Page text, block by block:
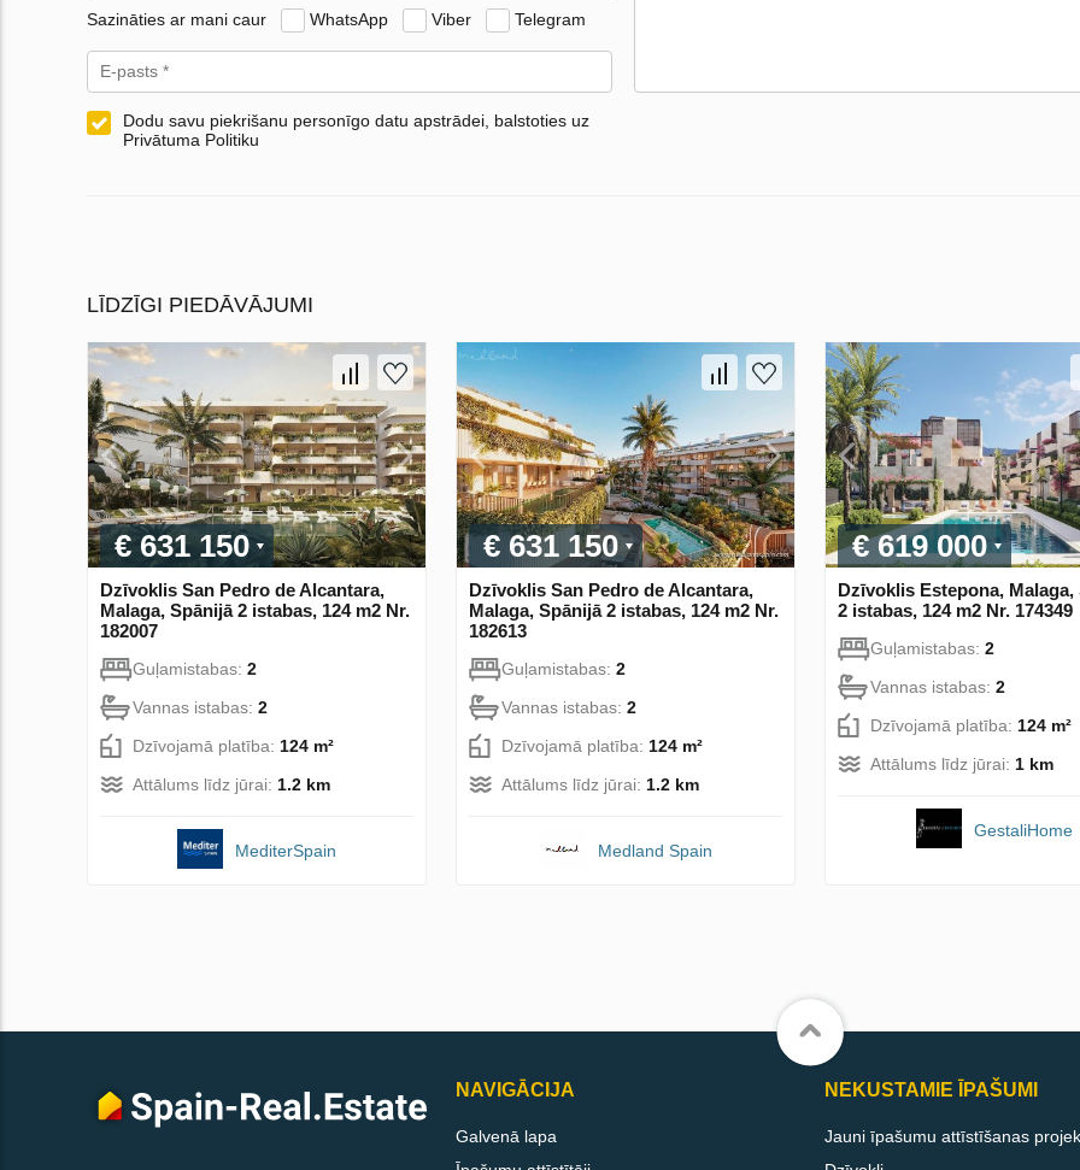
Sazināties ar mani caur WhatsApp Viber Telegram
Dodu savu piekrišanu personīgo datu apstrādei, balstoties uz
Privātuma Politiku
LĪDZĪGI PIEDĀVĀJUMI
€ 631 150
Dzīvoklis San Pedro de Alcantara,
Malaga, Spānijā 2 istabas, 124 m2 Nr.
182007
Guļamistabas: 2
Vannas istabas: 2
Dzīvojamā platība: 124 m²
Attālums līdz jūrai: 1.2 km
MediterSpain
€ 631 150
Dzīvoklis San Pedro de Alcantara,
Malaga, Spānijā 2 istabas, 124 m2 Nr.
182613
Guļamistabas: 2
Vannas istabas: 2
Dzīvojamā platība: 124 m²
Attālums līdz jūrai: 1.2 km
Medland Spain
€ 619 000
Dzīvoklis Estepona, Malaga,
2 istabas, 124 m2 Nr. 174349
Guļamistabas: 2
Vannas istabas: 2
Dzīvojamā platība: 124 m²
Attālums līdz jūrai: 1 km
GestaliHome
NAVIGĀCIJA
Galvenā lapa
NEKUSTAMIE ĪPAŠUMI
Jauni īpašumu attīstīšanas